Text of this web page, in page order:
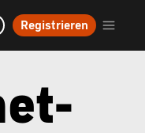
Registrieren